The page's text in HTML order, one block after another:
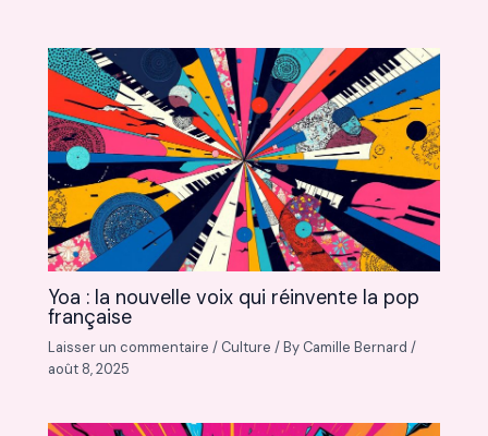
Yoa : la nouvelle voix qui réinvente la pop
française
Laisser un commentaire / Culture / By Camille Bernard/
août 8, 2025